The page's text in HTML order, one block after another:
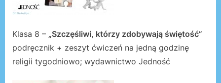
Klasa 8 – „Szczęśliwi, którzy zdobywają świętość”
podręcznik + zeszyt ćwiczeń na jedną godzinę
religii tygodniowo; wydawnictwo Jedność